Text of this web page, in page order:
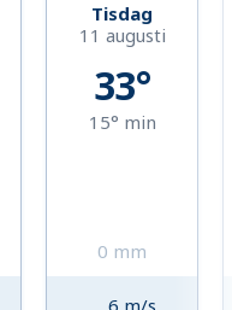
Tisdag
11 augusti
33°
15° min
0 mm